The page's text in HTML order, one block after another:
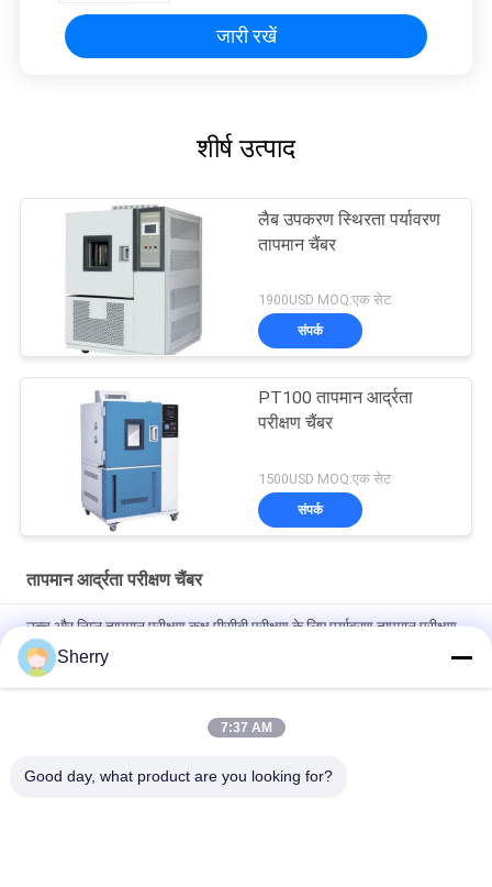
जारी रखें
शीर्ष उत्पाद
लैब उपकरण स्थिरता पर्यावरण
तापमान चैंबर
1900USD MOQ:एक सेट
संपर्क
PT100 तापमान आर्द्रता
परीक्षण चैंबर
1500USD MOQ:एक सेट
संपर्क
तापमान आर्द्रता परीक्षण चैंबर
उच्च और निम्न तापमान परीक्षण कक्ष पीसीबी परीक्षण के लिए पर्यावरण तापमान परीक्षण
कक्ष
तापमान आर्द्रता परीक्षण कक्ष तापमान सटीकता ±0.5°C तापमान रेंज के साथ -70°C
Sherry
7:37 AM
Good day, what product are you looking for?